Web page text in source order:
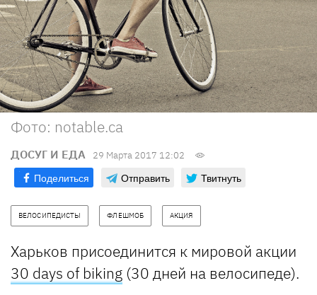
Фото: notable.ca
ДОСУГ И ЕДА 29 Марта 2017 12:02
Поделиться Отправить Твитнуть
ВЕЛОСИПЕДИСТЫ ФЛЕШМОБ АКЦИЯ
Харьков присоединится к мировой акции
30 days of biking (30 дней на велосипеде).